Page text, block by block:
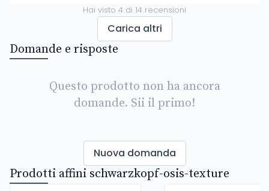
Hai visto 4 di 14 recensioni
Carica altri
Domande e risposte
Questo prodotto non ha ancora
domande. Sii il primo!
Nuova domanda
Prodotti affini schwarzkopf-osis-texture